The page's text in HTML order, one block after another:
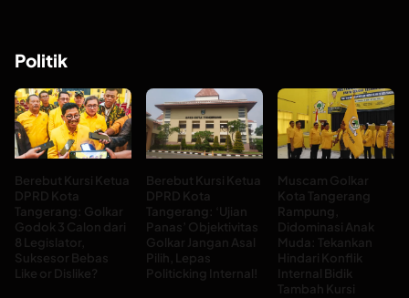
Politik
Berebut Kursi Ketua
DPRD Kota
Tangerang: Golkar
Godok 3 Calon dari
8 Legislator,
Suksesor Bebas
Like or Dislike?
Berebut Kursi Ketua
DPRD Kota
Tangerang: ‘Ujian
Panas’ Objektivitas
Golkar Jangan Asal
Pilih, Lepas
Politicking Internal!
Muscam Golkar
Kota Tangerang
Rampung,
Didominasi Anak
Muda: Tekankan
Hindari Konflik
Internal Bidik
Tambah Kursi